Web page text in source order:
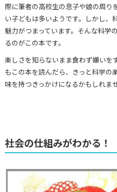
際に筆者の高校生の息子や娘の周り
い子どもは多いようです。しかし、
魅力がつまっています。そんな科学
るのがこの本です。
楽しさを知らないまま食わず嫌いを
もこの本を読んだら、きっと科学の
味を持つきっかけになるかもしれませ
社会の仕組みがわかる！